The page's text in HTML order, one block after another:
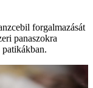
forgalmazását
panaszokra